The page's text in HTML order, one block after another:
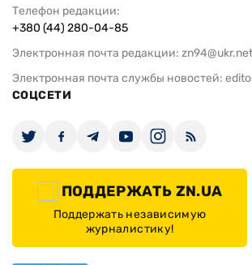
Телефон редакции:
+380 (44) 280-04-85
Электронная почта редакции: zn94@ukr.net
Электронная почта службы новостей:
СОЦСЕТИ
ПОДДЕРЖАТЬ ZN.UA
Поддержать независимую
журналистику!